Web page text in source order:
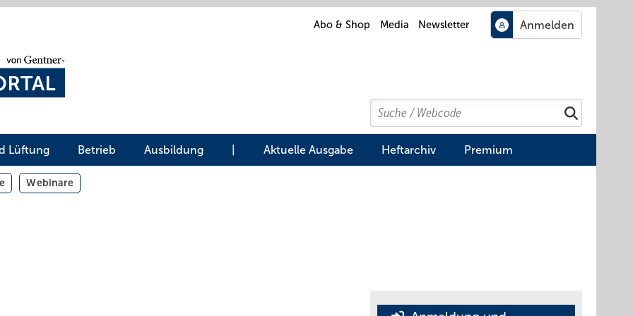
Abo & Shop Media Newsletter
Search
Suchen
Lüftung Betrieb Ausbildung Aktuelle Ausgabe Heftarchiv Premium
Webinare